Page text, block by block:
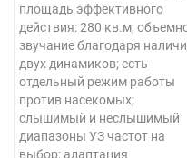
площадь эффективного
действия: 280 кв.м;
звучание благодаря
двух динамиков; есть
отдельный режим работы
против насекомых;
слышимый и неслышимый
диапазоны УЗ частот на
выбор; адаптация